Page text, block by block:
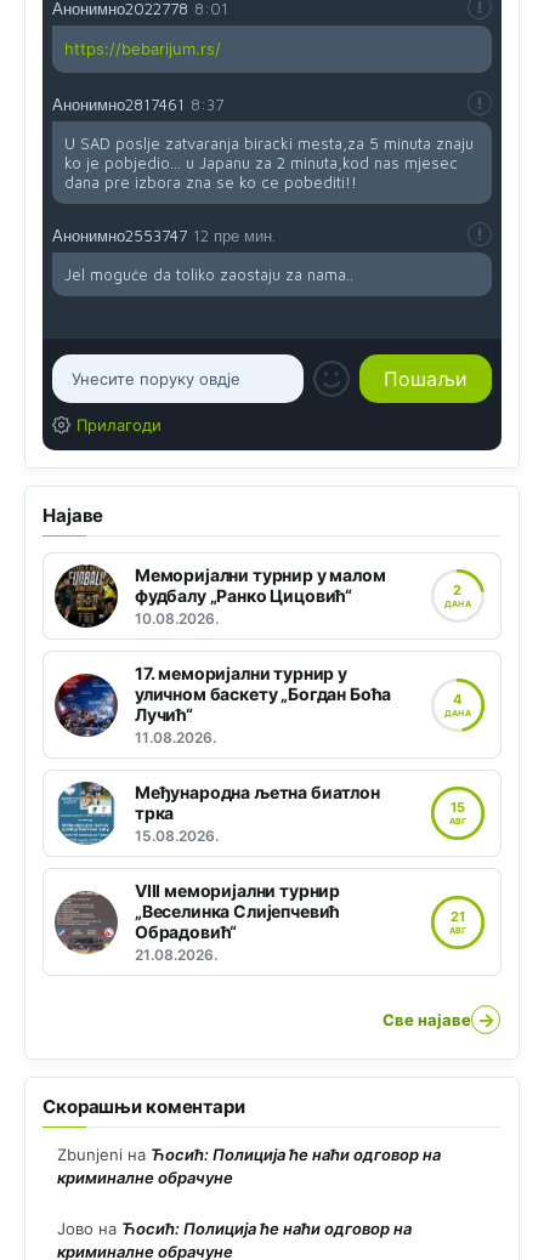
Анонимно2022778 8:01
https://bebarijum.rs/
Анонимно2817461 8:37
U SAD poslje zatvaranja biracki mesta,za 5 minuta znaju
ko je pobjedio... u Japanu za 2 minuta,kod nas mjesec
dana pre izbora zna se ko ce pobediti!!
Анонимно2553747 12 пре мин.
Jel moguće da toliko zaostaju za nama..
Прилагоди
Најаве
Меморијални турнир у малом
фудбалу „Ранко Цицовић“
10.08.2026.
2
ДАНА
17. меморијални турнир у
уличном баскету „Богдан Боћа
Лучић“
11.08.2026.
4
ДАНА
Међународна љетна биатлон
трка
15.08.2026.
15
АВГ
VIII меморијални турнир
„Веселинка Слијепчевић
Обрадовић“
21.08.2026.
21
АВГ
Све најаве →
Скорашњи коментари
Zbunjeni на Ћосић: Полиција ће наћи одговор на
криминалне обрачуне
Јово на Ћосић: Полиција ће наћи одговор на
криминалне обрачуне